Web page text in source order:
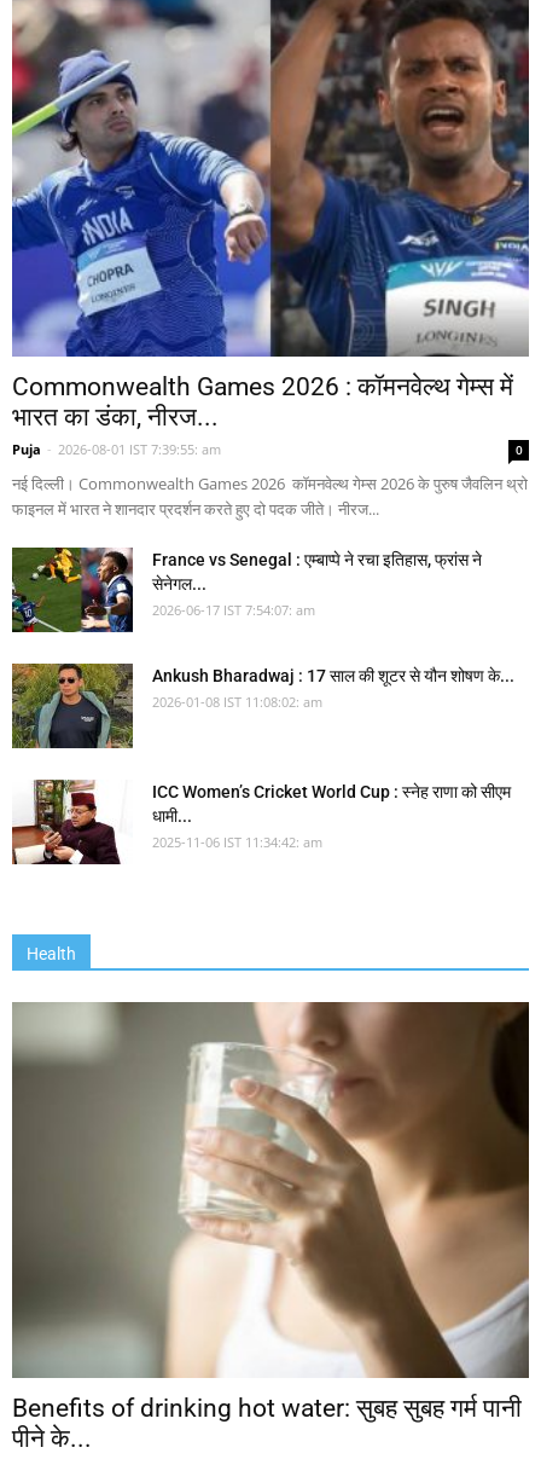
Commonwealth Games 2026 : कॉमनवेल्थ गेम्स में
भारत का डंका, नीरज...
Puja - 2026-08-01 IST 7:39:55: am 0
नई दिल्ली। Commonwealth Games 2026 कॉमनवेल्थ गेम्स 2026 के पुरुष जैवलिन थ्रो
फाइनल में भारत ने शानदार प्रदर्शन करते हुए दो पदक जीते। नीरज...
France vs Senegal : एम्बाप्पे ने रचा इतिहास, फ्रांस ने
सेनेगल...
2026-06-17 IST 7:54:07: am
Ankush Bharadwaj : 17 साल की शूटर से यौन शोषण के...
2026-01-08 IST 11:08:02: am
ICC Women’s Cricket World Cup : स्नेह राणा को सीएम
धामी...
2025-11-06 IST 11:34:42: am
Health
Benefits of drinking hot water: सुबह सुबह गर्म पानी
पीने के...